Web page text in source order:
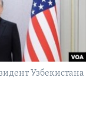
Узбекистана